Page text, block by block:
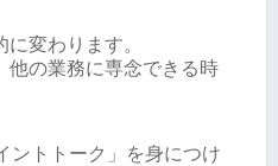
変わります。
他の業務に専念できる時
ントトーク」を身につけ